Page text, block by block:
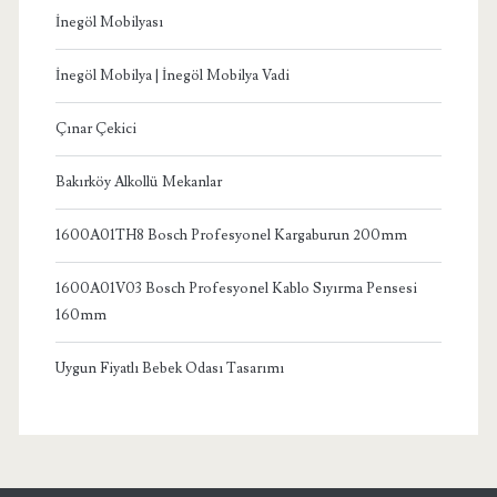
İnegöl Mobilyası
İnegöl Mobilya | İnegöl Mobilya Vadi
Çınar Çekici
Bakırköy Alkollü Mekanlar
1600A01TH8 Bosch Profesyonel Kargaburun 200mm
1600A01V03 Bosch Profesyonel Kablo Sıyırma Pensesi
160mm
Uygun Fiyatlı Bebek Odası Tasarımı